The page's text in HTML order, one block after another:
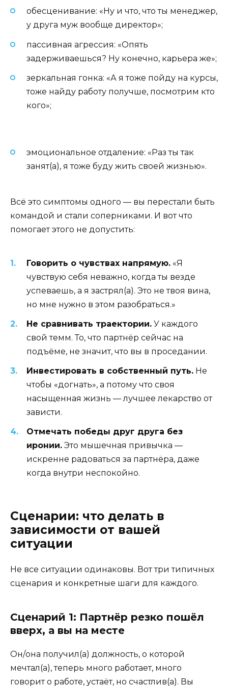
обесценивание: «Ну и что, что ты менеджер,
у друга муж вообще директор»;
пассивная агрессия: «Опять
задерживаешься? Ну конечно, карьера же»;
зеркальная гонка: «А я тоже пойду на курсы,
тоже найду работу получше, посмотрим кто
кого»;
эмоциональное отдаление: «Раз ты так
занят(а), я тоже буду жить своей жизнью».
Всё это симптомы одного — вы перестали быть
командой и стали соперниками. И вот что
помогает этого не допустить:
Говорить о чувствах напрямую. «Я
чувствую себя неважно, когда ты везде
успеваешь, а я застрял(а). Это не твоя вина,
но мне нужно в этом разобраться.»
Не сравнивать траектории. У каждого
свой темм. То, что партнёр сейчас на
подъёме, не значит, что вы в проседании.
Инвестировать в собственный путь. Не
чтобы «догнать», а потому что своя
насыщенная жизнь — лучшее лекарство от
зависти.
Отмечать победы друг друга без
иронии. Это мышечная привычка —
искренне радоваться за партнёра, даже
когда внутри неспокойно.
Сценарии: что делать в
зависимости от вашей
ситуации
Не все ситуации одинаковы. Вот три типичных
сценария и конкретные шаги для каждого.
Сценарий 1: Партнёр резко пошёл
вверх, а вы на месте
Он/она получил(а) должность, о которой
мечтал(а), теперь много работает, много
говорит о работе, устаёт, но счастлив(а). Вы